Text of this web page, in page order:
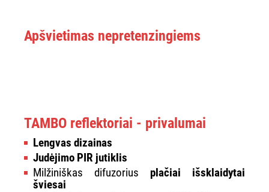
Apšvietimas nepretenzingiems
TAMBO reflektoriai - privalumai
Lengvas dizainas
Judėjimo PIR jutiklis
Milžiniškas difuzorius plačiai išsklaidytai
šviesai